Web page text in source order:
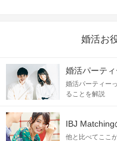
婚活お
婚活パーテ
婚活パーティー
ることを解説
IBJ Matching
他と比べてここ